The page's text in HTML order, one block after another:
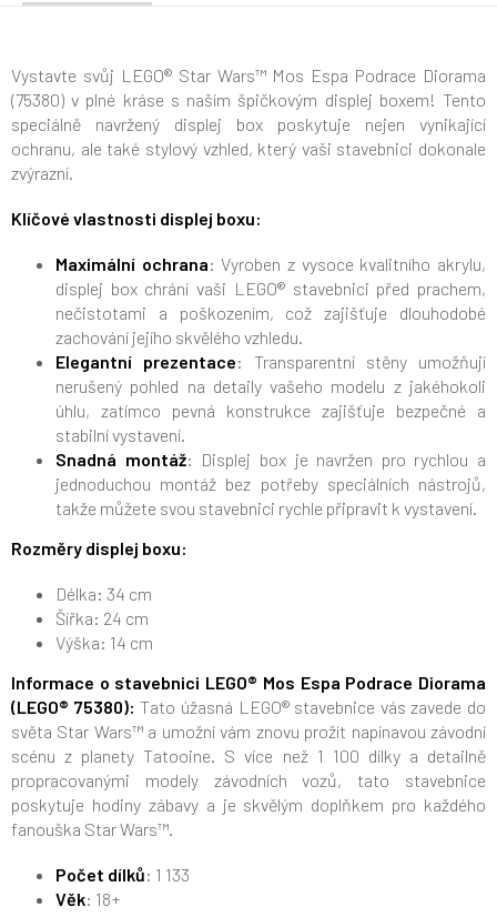
Vystavte svůj LEGO® Star Wars™ Mos Espa Podrace Diorama
(75380) v plné kráse s naším špičkovým displej boxem! Tento
speciálně navržený displej box poskytuje nejen vynikající
ochranu, ale také stylový vzhled, který vaši stavebnici dokonale
zvýrazní.
Klíčové vlastnosti displej boxu:
Maximální ochrana: Vyroben z vysoce kvalitního akrylu,
displej box chrání vaši LEGO® stavebnici před prachem,
nečistotami a poškozením, což zajišťuje dlouhodobé
zachování jejího skvělého vzhledu.
Elegantní prezentace: Transparentní stěny umožňují
nerušený pohled na detaily vašeho modelu z jakéhokoli
úhlu, zatímco pevná konstrukce zajišťuje bezpečné a
stabilní vystavení.
Snadná montáž: Displej box je navržen pro rychlou a
jednoduchou montáž bez potřeby speciálních nástrojů,
takže můžete svou stavebnici rychle připravit k vystavení.
Rozměry displej boxu:
Délka: 34 cm
Šířka: 24 cm
Výška: 14 cm
Informace o stavebnici LEGO® Mos Espa Podrace Diorama
(LEGO® 75380): Tato úžasná LEGO® stavebnice vás zavede do
světa Star Wars™ a umožní vám znovu prožít napínavou závodní
scénu z planety Tatooine. S více než 1 100 dílky a detailně
propracovanými modely závodních vozů, tato stavebnice
poskytuje hodiny zábavy a je skvělým doplňkem pro každého
fanouška Star Wars™.
Počet dílků: 1 133
Věk: 18+